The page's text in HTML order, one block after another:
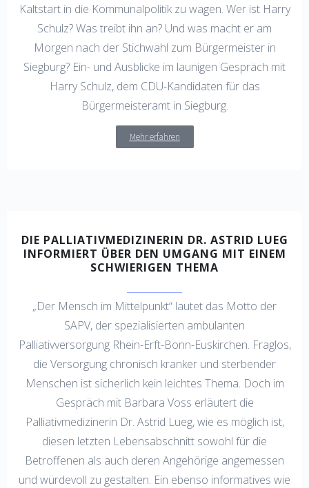
Kaltstart in die Kommunalpolitik zu wagen. Wer ist Harry
Schulz? Was treibt ihn an? Und was macht er am
Morgen nach der Stichwahl zum Bürgermeister in
Siegburg? Ein- und Ausblicke im launigen Gespräch mit
Harry Schulz, dem CDU-Kandidaten für das
Bürgermeisteramt in Siegburg.
Mehr erfahren
DIE PALLIATIVMEDIZINERIN DR. ASTRID LUEG
INFORMIERT ÜBER DEN UMGANG MIT EINEM
SCHWIERIGEN THEMA
„Der Mensch im Mittelpunkt“ lautet das Motto der
SAPV, der spezialisierten ambulanten
Palliativversorgung Rhein-Erft-Bonn-Euskirchen. Fraglos,
die Versorgung chronisch kranker und sterbender
Menschen ist sicherlich kein leichtes Thema. Doch im
Gespräch mit Barbara Voss erläutert die
Palliativmedizinerin Dr. Astrid Lueg, wie es möglich ist,
diesen letzten Lebensabschnitt sowohl für die
Betroffenen als auch deren Angehörige angemessen
und würdevoll zu gestalten. Ein ebenso informatives wie